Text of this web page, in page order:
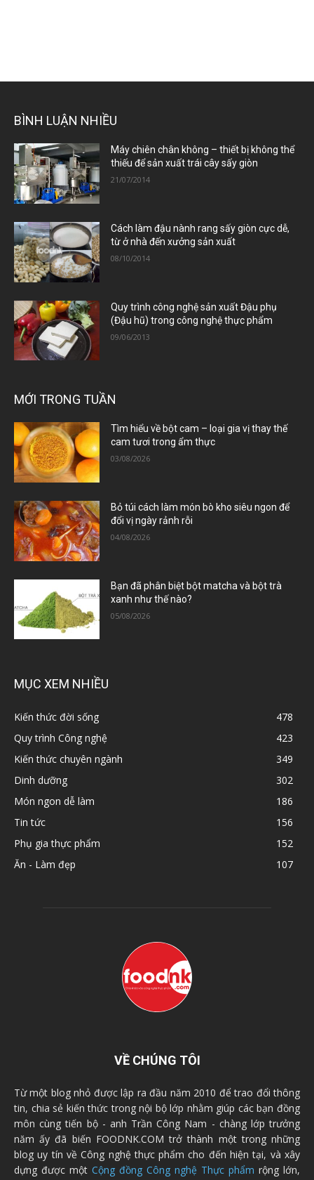
BÌNH LUẬN NHIỀU
Máy chiên chân không – thiết bị không thể
thiếu để sản xuất trái cây sấy giòn
21/07/2014
Cách làm đậu nành rang sấy giòn cực dễ,
từ ở nhà đến xưởng sản xuất
08/10/2014
Quy trình công nghệ sản xuất Đậu phụ
(Đậu hũ) trong công nghệ thực phẩm
09/06/2013
MỚI TRONG TUẦN
Tìm hiểu về bột cam – loại gia vị thay thế
cam tươi trong ẩm thực
03/08/2026
Bỏ túi cách làm món bò kho siêu ngon để
đổi vị ngày rảnh rỗi
04/08/2026
Bạn đã phân biệt bột matcha và bột trà
xanh như thế nào?
05/08/2026
MỤC XEM NHIỀU
Kiến thức đời sống
478
Quy trình Công nghệ
423
Kiến thức chuyên ngành
349
Dinh dưỡng
302
Món ngon dễ làm
186
Tin tức
156
Phụ gia thực phẩm
152
Ăn - Làm đẹp
107
VỀ CHÚNG TÔI
Từ một blog nhỏ được lập ra đầu năm 2010 để trao đổi thông
tin, chia sẻ kiến thức trong nội bộ lớp nhằm giúp các bạn đồng
môn cùng tiến bộ - anh Trần Công Nam - chàng lớp trưởng
năm ấy đã biến FOODNK.COM trở thành một trong những
blog uy tín về Công nghệ thực phẩm cho đến hiện tại, và xây
dựng được một Cộng đồng Công nghệ Thực phẩm rộng lớn,